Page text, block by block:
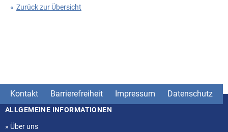
« Zurück zur Übersicht
Kontakt Barrierefreiheit Impressum Datenschutz
Seitenstruktur
ALLGEMEINE INFORMATIONEN
» Über uns